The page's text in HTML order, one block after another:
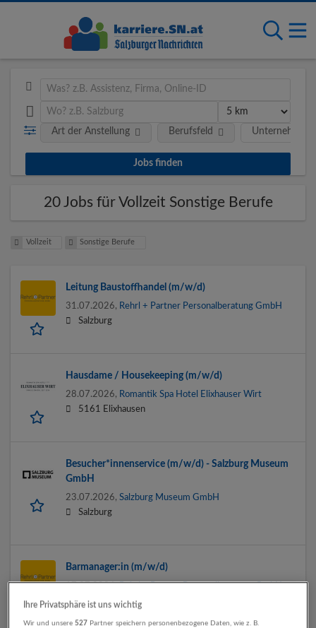
Art der Anstellung Unternehmen
Berufsfeld
20 Jobs für Vollzeit Sonstige Berufe
Vollzeit Sonstige Berufe
Leitung Baustoffhandel (m/w/d)
31.07.2026, Rehrl + Partner Personalberatung GmbH
Salzburg
Hausdame / Housekeeping (m/w/d)
28.07.2026, Romantik Spa Hotel Elixhauser Wirt
5161 Elixhausen
Besucher*innenservice (m/w/d) - Salzburg Museum
GmbH
23.07.2026, Salzburg Museum GmbH
Salzburg
Barmanager:in (m/w/d)
17.07.2026,Rehrl + Partner Personalberatung GmbH
Salzburg
Ihre Privatsphäre ist uns wichtig
Wir und unsere527 Partner speichern personenbezogene Daten, wie z. B.